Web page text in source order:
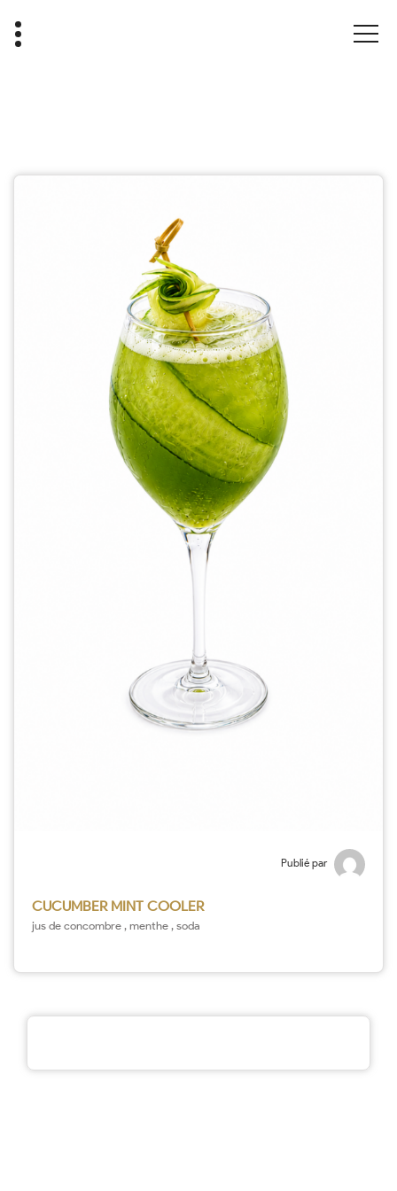
Publié par
CUCUMBER MINT COOLER
jus de concombre , menthe , soda